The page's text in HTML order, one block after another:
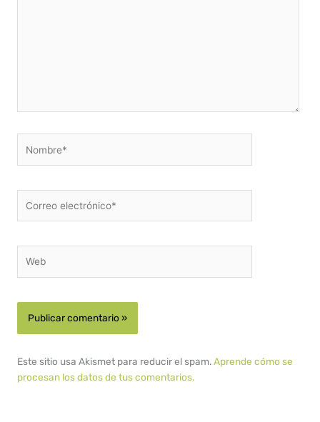
electrónico*
Este sitio usa Akismet para reducir el spam.Aprende cómo se
procesan los datos de tus comentarios.